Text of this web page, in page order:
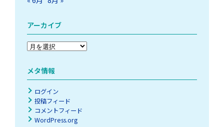
アーカイブ
ア
カ
イ
ブ
メタ情報
ログイン
投稿フィード
コメントフィード
WordPress.org